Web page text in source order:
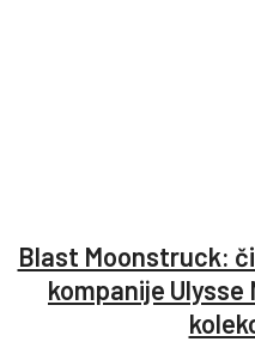
Blast Moonstruck:
kompanije